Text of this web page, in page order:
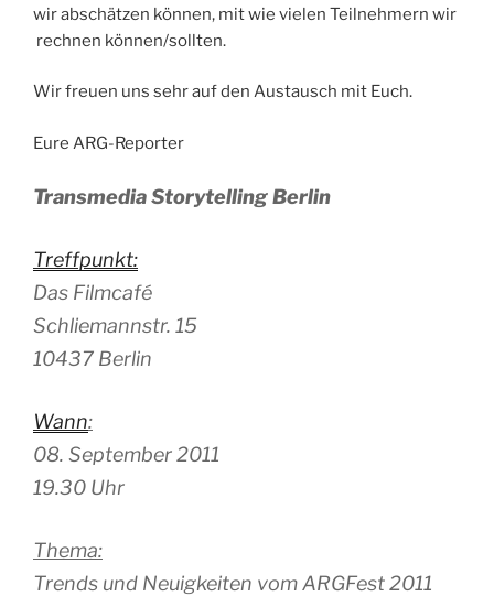
wir abschätzen können, mit wie vielen Teilnehmern wir
rechnen können/sollten.
Wir freuen uns sehr auf den Austausch mit Euch.
Eure ARG-Reporter
Transmedia Storytelling Berlin
Treffpunkt:
Das Filmcafé
Schliemannstr. 15
10437 Berlin
Wann:
08. September 2011
19.30 Uhr
Thema:
Trends und Neuigkeiten vom ARGFest 2011